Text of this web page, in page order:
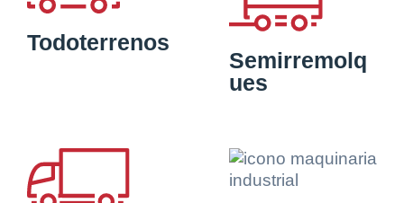
Todoterrenos
Semirremolq
ues